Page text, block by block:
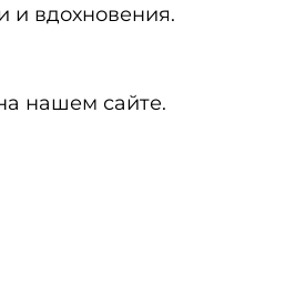
и вдохновения.
нашем сайте.